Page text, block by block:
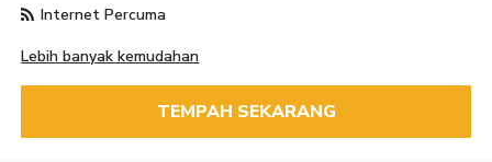
Internet Percuma
Lebih banyak kemudahan
TEMPAH SEKARANG